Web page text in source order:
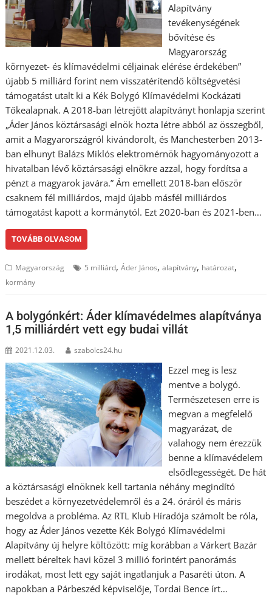
Alapítvány
tevékenységének
bővítése és
Magyarország
környezet- és klímavédelmi céljainak elérése érdekében”
újabb 5 milliárd forint nem visszatérítendő költségvetési
támogatást utalt ki a Kék Bolygó Klímavédelmi Kockázati
Tőkealapnak. A 2018-ban létrejött alapítványt honlapja szerint
„Áder János köztársasági elnök hozta létre abból az összegből,
amit a Magyarországról kivándorolt, és Manchesterben 2013-
ban elhunyt Balázs Miklós elektromérnök hagyományozott a
hivatalban lévő köztársasági elnökre azzal, hogy fordítsa a
pénzt a magyarok javára.” Ám emellett 2018-ban először
csaknem fél milliárdos, majd újabb másfél milliárdos
támogatást kapott a kormánytól. Ezt 2020-ban és 2021-ben…
TOVÁBB OLVASOM
Magyarország 5 milliárd,Áder János,alapítvány, határozat,
kormány
A bolygónkért: Áder klímavédelmes alapítványa
1,5 milliárdért vett egy budai villát
2021.12.03. szabolcs24.hu
Ezzel meg is lesz
mentve a bolygó.
Természetesen erre is
megvan a megfelelő
magyarázat, de
valahogy nem érezzük
benne a klímavédelem
elsődlegességét. De hát
a köztársasági elnöknek kell tartania néhány megindító
beszédet a környezetvédelemről és a 24. óráról és máris
megoldva a probléma. Az RTL Klub Híradója számolt be róla,
hogy az Áder János vezette Kék Bolygó Klímavédelmi
Alapítvány új helyre költözött: míg korábban a Várkert Bazár
mellett béreltek havi közel 3 millió forintért panorámás
irodákat, most lett egy saját ingatlanjuk a Pasaréti úton. A
napokban a Párbeszéd képviselője, Tordai Bence írt…